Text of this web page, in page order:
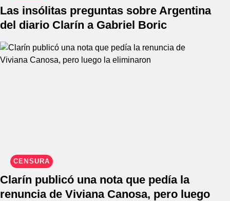
Las insólitas preguntas sobre Argentina
del diario Clarín a Gabriel Boric
CENSURA
Clarín publicó una nota que pedía la
renuncia de Viviana Canosa, pero luego